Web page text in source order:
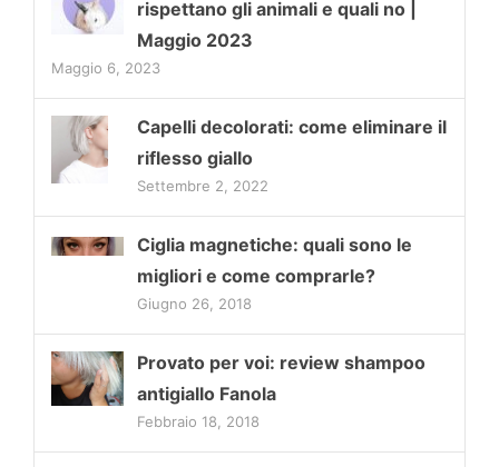
rispettano gli animali e quali no |
Maggio 2023
Maggio 6, 2023
Capelli decolorati: come eliminare il
riflesso giallo
Settembre 2, 2022
Ciglia magnetiche: quali sono le
migliori e come comprarle?
Giugno 26, 2018
Provato per voi: review shampoo
antigiallo Fanola
Febbraio 18, 2018